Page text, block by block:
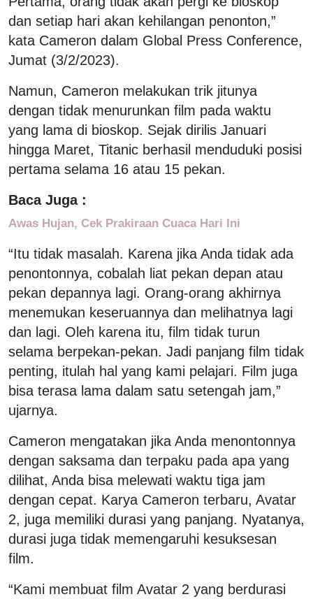
dan setiap hari akan kehilangan penonton,”
kata Cameron dalam Global Press Conference,
Jumat (3/2/2023).
Namun, Cameron melakukan trik jitunya
dengan tidak menurunkan film pada waktu
yang lama di bioskop. Sejak dirilis Januari
hingga Maret, Titanic berhasil menduduki posisi
pertama selama 16 atau 15 pekan.
Baca Juga :
Awas Hujan, Cek Prakiraan Cuaca Hari Ini
“Itu tidak masalah. Karena jika Anda tidak ada
penontonnya, cobalah liat pekan depan atau
pekan depannya lagi. Orang-orang akhirnya
menemukan keseruannya dan melihatnya lagi
dan lagi. Oleh karena itu, film tidak turun
selama berpekan-pekan. Jadi panjang film tidak
penting, itulah hal yang kami pelajari. Film juga
bisa terasa lama dalam satu setengah jam,”
ujarnya.
Cameron mengatakan jika Anda menontonnya
dengan saksama dan terpaku pada apa yang
dilihat, Anda bisa melewati waktu tiga jam
dengan cepat. Karya Cameron terbaru, Avatar
2, juga memiliki durasi yang panjang. Nyatanya,
durasi juga tidak memengaruhi kesuksesan
film.
“Kami membuat film Avatar 2 yang berdurasi